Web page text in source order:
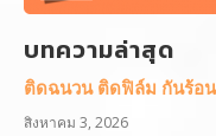
บทความล่าสุด
ติดฉนวน ติดฟิล์ม กันร้อ
สิงหาคม 3, 2026